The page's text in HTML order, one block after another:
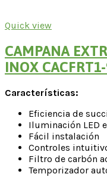
Quick view
CAMPANA
INOX
Características:
Eficiencia de
Iluminación LED
Fácil instalación
Controles
Filtro de carbón
Temporizador